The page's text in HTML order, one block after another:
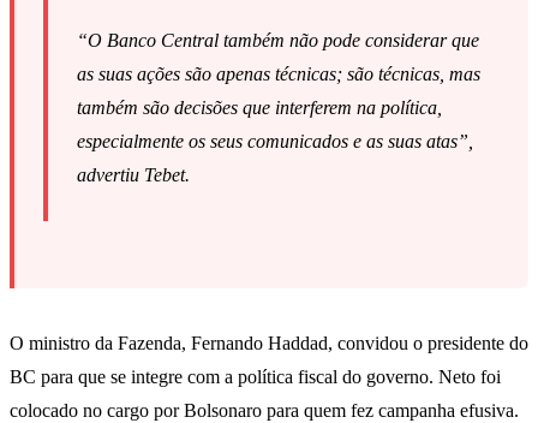
“O Banco Central também não pode considerar que
as suas ações são apenas técnicas; são técnicas, mas
também são decisões que interferem na política,
especialmente os seus comunicados e as suas atas”,
advertiu Tebet.
O ministro da Fazenda, Fernando Haddad, convidou o presidente do
BC para que se integre com a política fiscal do governo. Neto foi
colocado no cargo por Bolsonaro para quem fez campanha efusiva.